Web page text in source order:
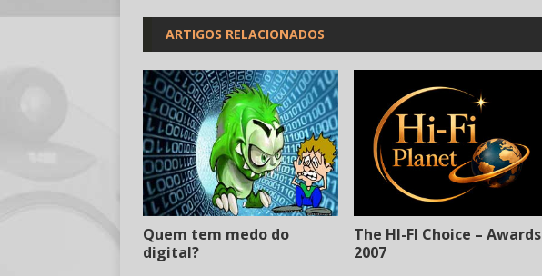
ARTIGOS RELACIONADOS
Quem tem medo do
digital?
The HI-FI Choice – Awards
2007